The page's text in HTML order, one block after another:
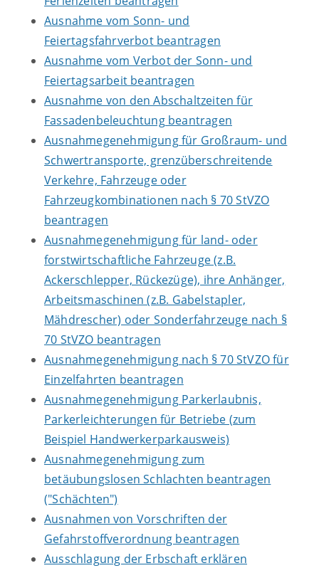
Ausnahme vom Sonn- und
Feiertagsfahrverbot beantragen
Ausnahme vom Verbot der Sonn- und
Feiertagsarbeit beantragen
Ausnahme von den Abschaltzeiten für
Fassadenbeleuchtung beantragen
Ausnahmegenehmigung für Großraum- und
Schwertransporte, grenzüberschreitende
Verkehre, Fahrzeuge oder
Fahrzeugkombinationen nach § 70 StVZO
beantragen
Ausnahmegenehmigung für land- oder
forstwirtschaftliche Fahrzeuge (z.B.
Ackerschlepper, Rückezüge), ihre Anhänger,
Arbeitsmaschinen (z.B. Gabelstapler,
Mähdrescher) oder Sonderfahrzeuge nach §
70 StVZO beantragen
Ausnahmegenehmigung nach § 70 StVZO für
Einzelfahrten beantragen
Ausnahmegenehmigung Parkerlaubnis,
Parkerleichterungen für Betriebe (zum
Beispiel Handwerkerparkausweis)
Ausnahmegenehmigung zum
betäubungslosen Schlachten beantragen
("Schächten")
Ausnahmen von Vorschriften der
Gefahrstoffverordnung beantragen
Ausschlagung der Erbschaft erklären